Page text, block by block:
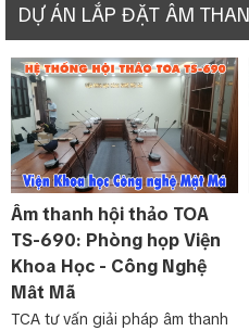
Hệ thống hội nghị hội
Sản phẩm Độc Quyền
Hệ thống micro có
hợp cho quy mô
kế tạo hình từ ý tưởng
truyền thống của Việt
HỆ THỐNG ÂM
BOSCH
DỰ ÁN LẮP ĐẶT ÂM
Âm thanh hội thảo TOA
TS-690: Phòng họp Viện
Khoa Học - Công Nghệ
Mật Mã
TCA tư vấn giải pháp âm thanh